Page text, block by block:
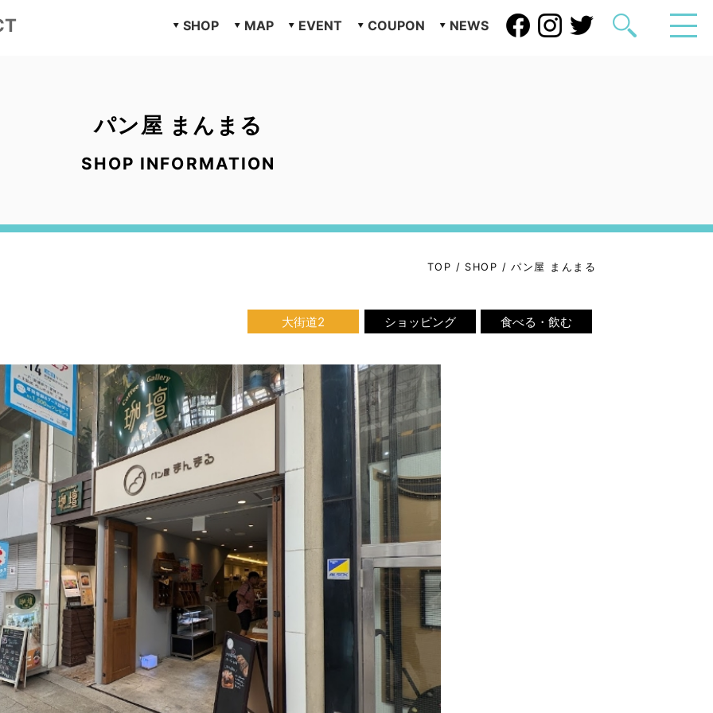
SHOP MAP EVENT COUPON NEWS
パン屋 まんまる
SHOP INFORMATION
TOP / SHOP / パン屋 まんまる
大街道2 ショッピング 食べる・飲む